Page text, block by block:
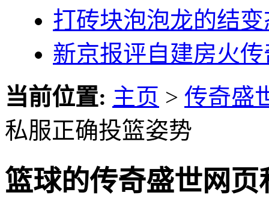
打砖块泡泡龙的结
新京报评自建房火
当前位置: 主页 > 传奇盛
私服正确投篮姿势
篮球的传奇盛世网